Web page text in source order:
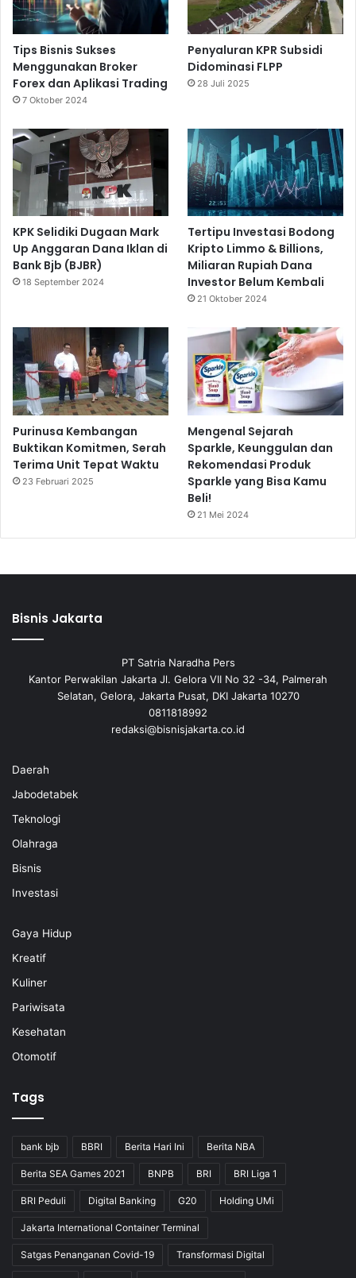
Tips Bisnis Sukses
Menggunakan Broker
Forex dan Aplikasi Trading
7 Oktober 2024
Penyaluran KPR Subsidi
Didominasi FLPP
28 Juli 2025
KPK Selidiki Dugaan Mark
Up Anggaran Dana Iklan di
Bank Bjb (BJBR)
18 September 2024
Tertipu Investasi Bodong
Kripto Limmo & Billions,
Miliaran Rupiah Dana
Investor Belum Kembali
21 Oktober 2024
Purinusa Kembangan
Buktikan Komitmen, Serah
Terima Unit Tepat Waktu
23 Februari 2025
Mengenal Sejarah
Sparkle, Keunggulan dan
Rekomendasi Produk
Sparkle yang Bisa Kamu
Beli!
21 Mei 2024
Bisnis Jakarta
PT Satria Naradha Pers
Kantor Perwakilan Jakarta Jl. Gelora VII No 32 -34, Palmerah
Selatan, Gelora, Jakarta Pusat, DKI Jakarta 10270
0811818992
redaksi@bisnisjakarta.co.id
Daerah
Jabodetabek
Teknologi
Olahraga
Bisnis
Investasi
Gaya Hidup
Kreatif
Kuliner
Pariwisata
Kesehatan
Otomotif
Tags
bank bjb BBRI Berita Hari Ini Berita NBA
Berita SEA Games 2021 BNPB BRI BRI Liga 1
BRI Peduli Digital Banking G20 Holding UMi
Jakarta International Container Terminal
Satgas Penanganan Covid-19 Transformasi Digital